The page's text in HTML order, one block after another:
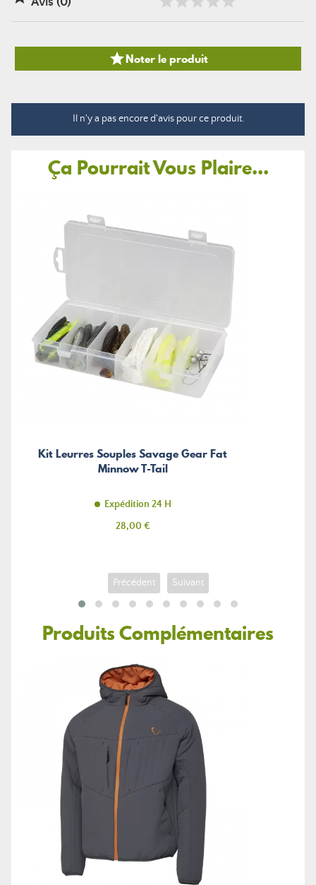
Noter le produit
Il n'y a pas encore d'avis pour ce produit.
Ça Pourrait Vous Plaire...
Kit Leurres Souples Savage Gear Fat
Minnow T-Tail
Expédition 24 H
Prix
28,00 €
Précédent Suivant
Produits Complémentaires